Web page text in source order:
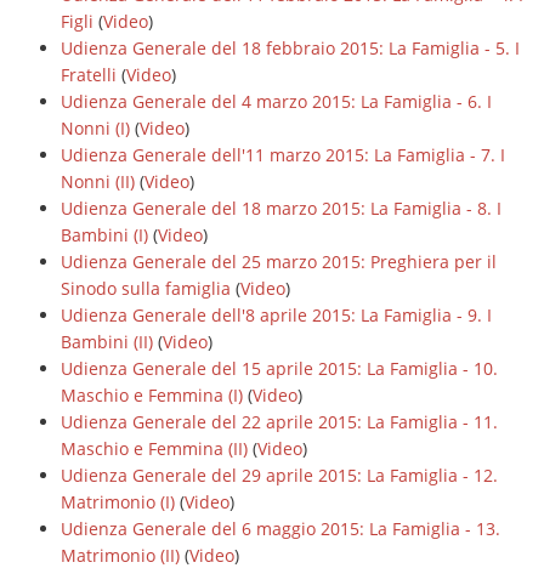
Figli (Video)
Udienza Generale del 18 febbraio 2015: La Famiglia - 5. I
Fratelli (Video)
Udienza Generale del 4 marzo 2015: La Famiglia - 6. I
Nonni (I) (Video)
Udienza Generale dell'11 marzo 2015: La Famiglia - 7. I
Nonni (II) (Video)
Udienza Generale del 18 marzo 2015: La Famiglia - 8. I
Bambini (I) (Video)
Udienza Generale del 25 marzo 2015: Preghiera per il
Sinodo sulla famiglia (Video)
Udienza Generale dell'8 aprile 2015: La Famiglia - 9. I
Bambini (II) (Video)
Udienza Generale del 15 aprile 2015: La Famiglia - 10.
Maschio e Femmina (I) (Video)
Udienza Generale del 22 aprile 2015: La Famiglia - 11.
Maschio e Femmina (II) (Video)
Udienza Generale del 29 aprile 2015: La Famiglia - 12.
Matrimonio (I) (Video)
Udienza Generale del 6 maggio 2015: La Famiglia - 13.
Matrimonio (II) (Video)